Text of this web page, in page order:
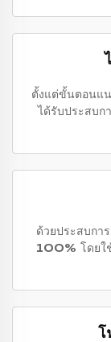
ตั้งแต่ขั้นตอนแน
ได้รับประสบก
ด้วยประสบกา
100% โดยใช้
โ